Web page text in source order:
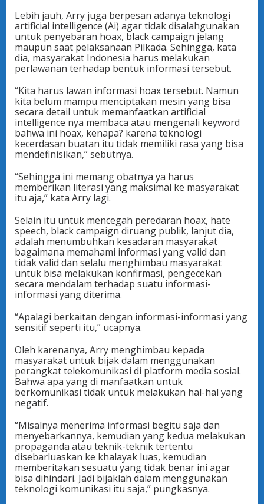
Lebih jauh, Arry juga berpesan adanya teknologi
artificial intelligence (Ai) agar tidak disalahgunakan
untuk penyebaran hoax, black campaign jelang
maupun saat pelaksanaan Pilkada. Sehingga, kata
dia, masyarakat Indonesia harus melakukan
perlawanan terhadap bentuk informasi tersebut.
“Kita harus lawan informasi hoax tersebut. Namun
kita belum mampu menciptakan mesin yang bisa
secara detail untuk memanfaatkan artificial
intelligence nya membaca atau mengenali keyword
bahwa ini hoax, kenapa? karena teknologi
kecerdasan buatan itu tidak memiliki rasa yang bisa
mendefinisikan,” sebutnya.
“Sehingga ini memang obatnya ya harus
memberikan literasi yang maksimal ke masyarakat
itu aja,” kata Arry lagi.
Selain itu untuk mencegah peredaran hoax, hate
speech, black campaign diruang publik, lanjut dia,
adalah menumbuhkan kesadaran masyarakat
bagaimana memahami informasi yang valid dan
tidak valid dan selalu menghimbau masyarakat
untuk bisa melakukan konfirmasi, pengecekan
secara mendalam terhadap suatu informasi-
informasi yang diterima.
“Apalagi berkaitan dengan informasi-informasi yang
sensitif seperti itu,” ucapnya.
Oleh karenanya, Arry menghimbau kepada
masyarakat untuk bijak dalam menggunakan
perangkat telekomunikasi di platform media sosial.
Bahwa apa yang di manfaatkan untuk
berkomunikasi tidak untuk melakukan hal-hal yang
negatif.
“Misalnya menerima informasi begitu saja dan
menyebarkannya, kemudian yang kedua melakukan
propaganda atau teknik-teknik tertentu
disebarluaskan ke khalayak luas, kemudian
memberitakan sesuatu yang tidak benar ini agar
bisa dihindari. Jadi bijaklah dalam menggunakan
teknologi komunikasi itu saja,” pungkasnya.